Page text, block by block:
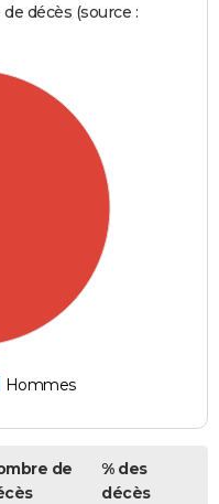
décès (source :
Hommes
de
% des
décès